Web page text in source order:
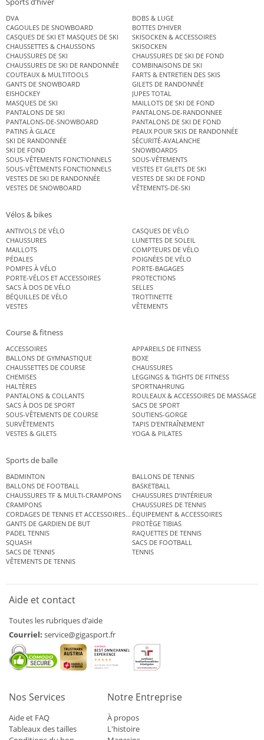
DVA
BOBS & LUGE
CAGOULES DE SNOWBOARD
BOTTES D’HIVER
CASQUES DE SKI ET MASQUES DE SKI
SKISOCKEN & ACCESSOIRES
CHAUSSETTES & CHAUSSONS
SKISOCKEN
CHAUSSURES DE SKI
CHAUSSURES DE SKI DE FOND
CHAUSSURES DE SKI DE RANDONNÉE
COMBINAISONS DE SKI
COUTEAUX & MULTITOOLS
FARTS & ENTRETIEN DES SKIS
GANTS DE SNOWBOARD
GILETS DE RANDONNÉE
EISHOCKEY
JUPES TOTAL
MASQUES DE SKI
MAILLOTS DE SKI DE FOND
PANTALONS DE SKI
PANTALONS-DE-RANDONNEE
PANTALONS-DE-SNOWBOARD
PANTALONS DE SKI DE FOND
PATINS À GLACE
PEAUX POUR SKIS DE RANDONNÉE
SKI DE RANDONNÉE
SÉCURITÉ-AVALANCHE
SKI DE FOND
SNOWBOARDS
SOUS-VÊTEMENTS FONCTIONNELS
SOUS-VÊTEMENTS
SOUS-VÊTEMENTS FONCTIONNELS
VESTES ET GILETS DE SKI
VESTES DE SKI DE RANDONNÉE
VESTES DE SKI DE FOND
VESTES DE SNOWBOARD
VÊTEMENTS-DE-SKI
Vélos & bikes
ANTIVOLS DE VÉLO
CASQUES DE VÉLO
CHAUSSURES
LUNETTES DE SOLEIL
MAILLOTS
COMPTEURS DE VÉLO
PÉDALES
POIGNÉES DE VÉLO
POMPES À VÉLO
PORTE-BAGAGES
PORTE-VÉLOS ET ACCESSOIRES
PROTECTIONS
SACS À DOS DE VÉLO
SELLES
BÉQUILLES DE VÉLO
TROTTINETTE
VESTES
VÊTEMENTS
Course & fitness
ACCESSOIRES
APPAREILS DE FITNESS
BALLONS DE GYMNASTIQUE
BOXE
CHAUSSETTES DE COURSE
CHAUSSURES
CHEMISES
LEGGINGS & TIGHTS DE FITNESS
HALTÈRES
SPORTNAHRUNG
PANTALONS & COLLANTS
ROULEAUX & ACCESSOIRES DE MASSAGE
SACS À DOS DE SPORT
SACS DE SPORT
SOUS-VÊTEMENTS DE COURSE
SOUTIENS-GORGE
SURVÊTEMENTS
TAPIS D’ENTRAÎNEMENT
VESTES & GILETS
YOGA & PILATES
Sports de balle
BADMINTON
BALLONS DE TENNIS
BALLONS DE FOOTBALL
BASKETBALL
CHAUSSURES TF & MULTI-CRAMPONS
CHAUSSURES D’INTÉRIEUR
CRAMPONS
CHAUSSURES DE TENNIS
CORDAGES DE TENNIS ET ACCESSOIRES DE TENNISÉQUIPEMENT & ACCESSOIRES
GANTS DE GARDIEN DE BUT
PROTÈGE TIBIAS
PADEL TENNIS
RAQUETTES DE TENNIS
SQUASH
SACS DE FOOTBALL
SACS DE TENNIS
TENNIS
VÊTEMENTS DE TENNIS
Aide et contact
Toutes les rubriques d’aide
Courriel: service@gigasport.fr
Nos Services
Aide et FAQ
Tableaux des tailles
Notre Entreprise
À propos
L'histoire